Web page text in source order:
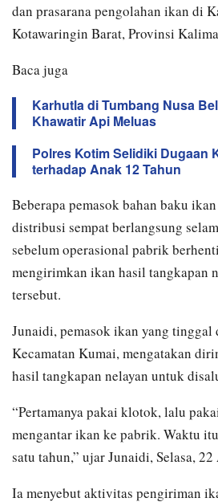
dan prasarana pengolahan ikan di
Kotawaringin Barat, Provinsi
Baca juga
Karhutla di Tumbang Nusa
Khawatir Api Meluas
Polres Kotim Selidiki Dugaan
terhadap Anak 12 Tahun
Beberapa pemasok bahan baku
distribusi sempat berlangsung
sebelum operasional pabrik
mengirimkan ikan hasil tangkapan
tersebut.
Junaidi, pemasok ikan yang tinggal
Kecamatan Kumai, mengatakan
hasil tangkapan nelayan untuk
“Pertamanya pakai klotok, lalu
mengantar ikan ke pabrik. Waktu
satu tahun,” ujar Junaidi, Selasa,
Ia menyebut aktivitas pengiriman